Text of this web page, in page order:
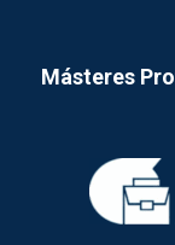
Másteres